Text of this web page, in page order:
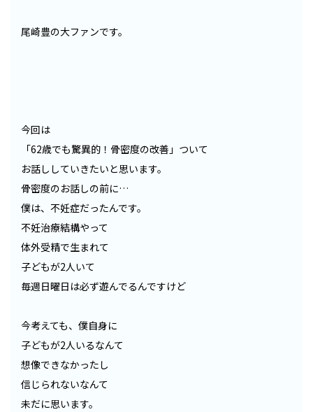
尾崎豊の大ファンです。
今回は
「62歳でも驚異的！骨密度の改善」ついて
お話ししていきたいと思います。
骨密度のお話しの前に…
僕は、不妊症だったんです。
不妊治療結構やって
体外受精で生まれて
子どもが2人いて
毎週日曜日は必ず遊んでるんですけど
今考えても、僕自身に
子どもが2人いるなんて
想像できなかったし
信じられないなんて
未だに思います。